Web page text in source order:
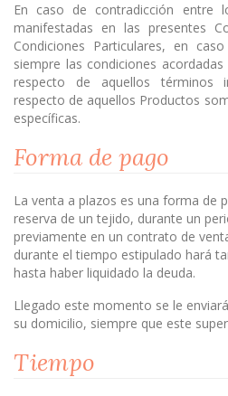
En caso de contradicción entre
manifestadas en las presentes
Condiciones Particulares, en
siempre las condiciones
respecto de aquellos términos
respecto de aquellos Productos
específicas.
Forma de pago
La venta a plazos es una forma de
reserva de un tejido, durante un
previamente en un contrato de
durante el tiempo estipulado hará
hasta haber liquidado la deuda.
Llegado este momento se le
su domicilio, siempre que este
Tiempo